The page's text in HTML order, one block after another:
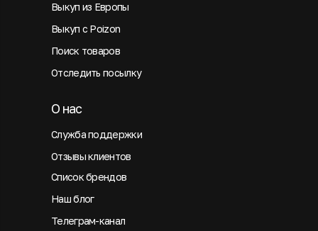
Выкуп из Европы
Выкуп с Poizon
Поиск товаров
Отследить посылку
Служба поддержки
О нас
Отзывы клиентов
Список брендов
Наш блог
Телеграм-канал